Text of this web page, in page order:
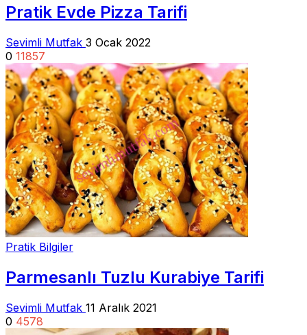
Pratik Evde Pizza Tarifi
Sevimli Mutfak 3 Ocak 2022
0 11857
Pratik Bilgiler
Parmesanlı Tuzlu Kurabiye Tarifi
Sevimli Mutfak 11 Aralık 2021
0 4578